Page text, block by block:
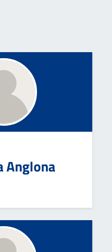
Anglona